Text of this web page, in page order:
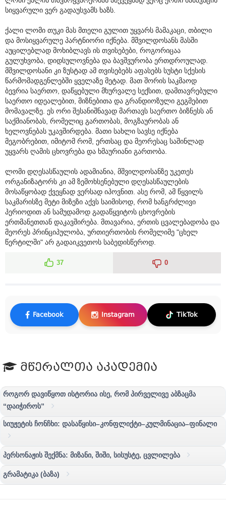
სიყვარული ვერ გადაუსვამს ხაზს.
ქალი ლომი თუკი მას მთელი გულით უყვარს მამაკაცი, თბილი
და მოსიყვარულე პარტნიორი იქნება. მშვილდოსანს მასში
აუცილებლად მოხიბლავს ის თვისებები, როგორიცაა
გულუხვობა, დიდსულოვნება და ბავშვურობა ერთდროულად.
მშვილდოსანი კი ზუსტად ამ თვისებებს აფასებს სუსტი სქესის
წარმომადგენლებში ყველაზე მეტად. მათ შორის საკმაოდ
ბევრია საერთო, დაწყებული მხურვალე სექსით, დამთავრებული
საერთო იდეალებით, მიზნებითა და გრანდიოზული გეგმებით
მომავალზე. ეს ორი შესანიშნავად მართავს საერთო ბიზნესს ან
საქმიანობას, რომელიც გართობას, მოგზაურობას ან
ხელოვნებას უკავშირდება. მათი სახლი სავსე იქნება
მეგობრებით, იმიტომ რომ, ერთსაც და მეორესაც საშინლად
უყვარს ღამის ცხოვრება და ხმაურიანი გართობა.
ლომი დღესასწაულის ადამიანია, მშვილდოსანზე უკეთეს
ორგანიზატორს კი ამ ზემოხსენებული დღესასწაულების
მოსაწყობად ქვეყნად ვერსად იპოვნით. ასე რომ, ამ წყვილს
საკმარისზე მეტი მიზეზი აქვს საიმისოდ, რომ ხანგრძლივი
პერიოდით ან სამუდამოდ გადაწყვიტოს ცხოვრების
ერთმანეთთან დაკავშირება. მთავარია, ერთის ცვალებადობა და
მეორეს პრინციპულობა, ურთიერთობის რომელიმე "ცხელ
წერტილში" არ გადაიკვეთოს საბედისწეროდ.
37 0
Facebook Instagram TikTok
მწერალთა აკადემია
როგორ დავიწყოთ ისტორია ისე, რომ პირველივე აბზაცმა
“დაიჭიროს”
სიუჟეტის ჩონჩხი: დასაწყისი–კონფლიქტი–კულმინაცია–ფინალი
პერსონაჟის შექმნა: მიზანი, შიში, სისუსტე, ცვლილება
გრამატიკა (ბაზა)